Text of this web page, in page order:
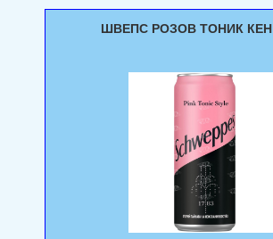
ШВЕПС РОЗОВ ТОНИК КЕН